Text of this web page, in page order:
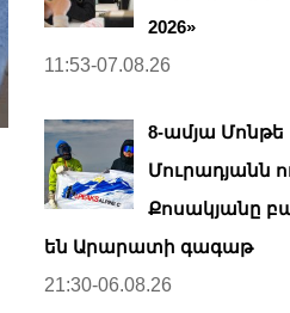
2026»
11:53-07.08.26
8-ամյա Մոնթե
Մուրադյանն
Քոսակյանը
են Արարատի գագաթ
21:30-06.08.26